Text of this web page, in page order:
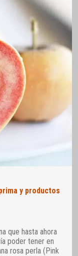
y productos
que hasta ahora
poder tener en
rosa perla (Pink